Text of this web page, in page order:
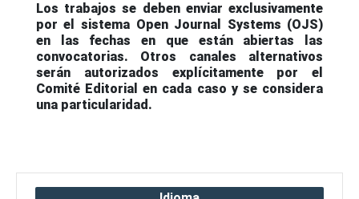
Los trabajos se deben enviar exclusivamente
por el sistema Open Journal Systems (OJS)
en las fechas en que están abiertas las
convocatorias. Otros canales alternativos
serán autorizados explícitamente por el
Comité Editorial en cada caso y se considera
una particularidad.